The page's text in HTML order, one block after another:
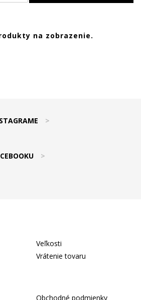
na zobrazenie.
>
>
Veľkosti
Vrátenie tovaru
Obchodné podmienky